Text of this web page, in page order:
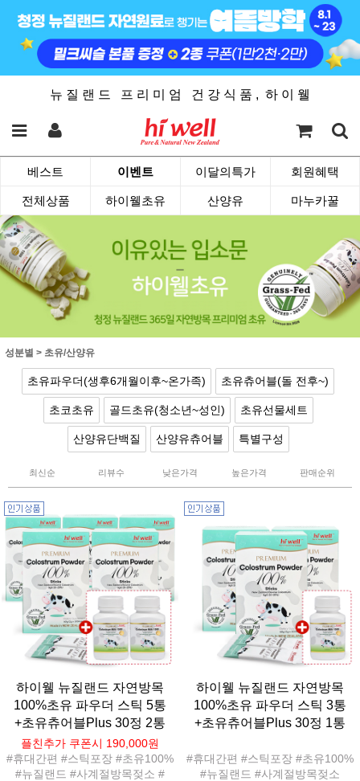
뉴 질 랜 드 프 리 미 엄 건 강 식 품 , 하 이 웰
베스트 이벤트 이달의특가 회원혜택
전체상품 하이웰초유 산양유 마누카꿀
성분별 > 초유/산양유
초유파우더(생후6개월이후~온가족) 초유츄어블(돌 전후~)
초코초유 골드초유(청소년~성인) 초유선물세트
산양유단백질 산양유츄어블 특별구성
최신순 리뷰수 낮은가격 높은가격 판매순위
하이웰 뉴질랜드 자연방목
100%초유 파우더 스틱 5통
+초유츄어블Plus 30정 2통
플친추가 쿠폰시 190,000원
#휴대간편 #스틱포장 #초유100%
#뉴질랜드 #사계절방목젖소 #
하이웰 뉴질랜드 자연방목
100%초유 파우더 스틱 3통
+초유츄어블Plus 30정 1통
#휴대간편 #스틱포장 #초유100%
#뉴질랜드 #사계절방목젖소